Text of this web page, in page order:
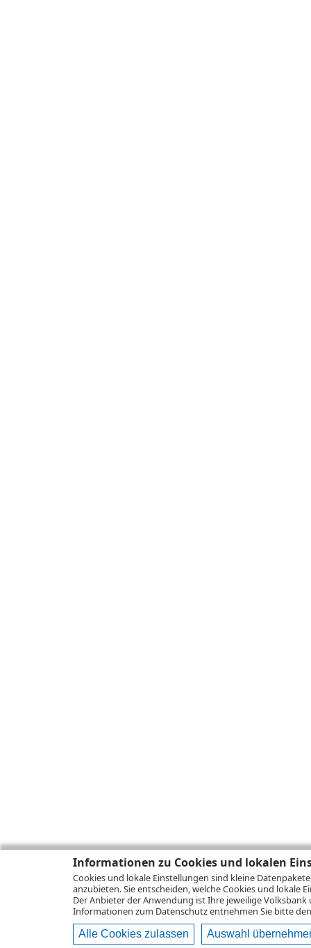
Informationen zu Cookies und lokalen
Cookies und lokale Einstellungen sind kleine
anzubieten. Sie entscheiden, welche Cookies und lokale
Der Anbieter der Anwendung ist Ihre jeweilige Volksbank
Informationen zum Datenschutzentnehmen Sie bitte
Alle Cookies zulassen Auswahl